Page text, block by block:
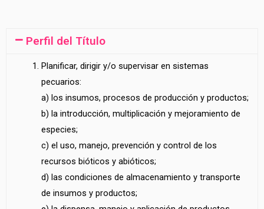
Perfil del Título
Planificar, dirigir y/o supervisar en sistemas
pecuarios:
a) los insumos, procesos de producción y productos;
b) la introducción, multiplicación y mejoramiento de
especies;
c) el uso, manejo, prevención y control de los
recursos bióticos y abióticos;
d) las condiciones de almacenamiento y transporte
de insumos y productos;